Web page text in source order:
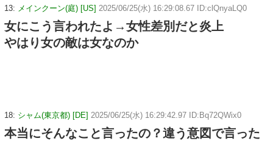
13: メインクーン(庭) [US] 2025/06/25(水) 16:29:08.67 ID:clQnyaLQ0
女にこう言われたよ→女性差別だと炎上
やはり女の敵は女なのか
18: シャム(東京都) [DE] 2025/06/25(水) 16:29:42.97 ID:Bq72QWix0
本当にそんなこと言ったの？違う意図で言った